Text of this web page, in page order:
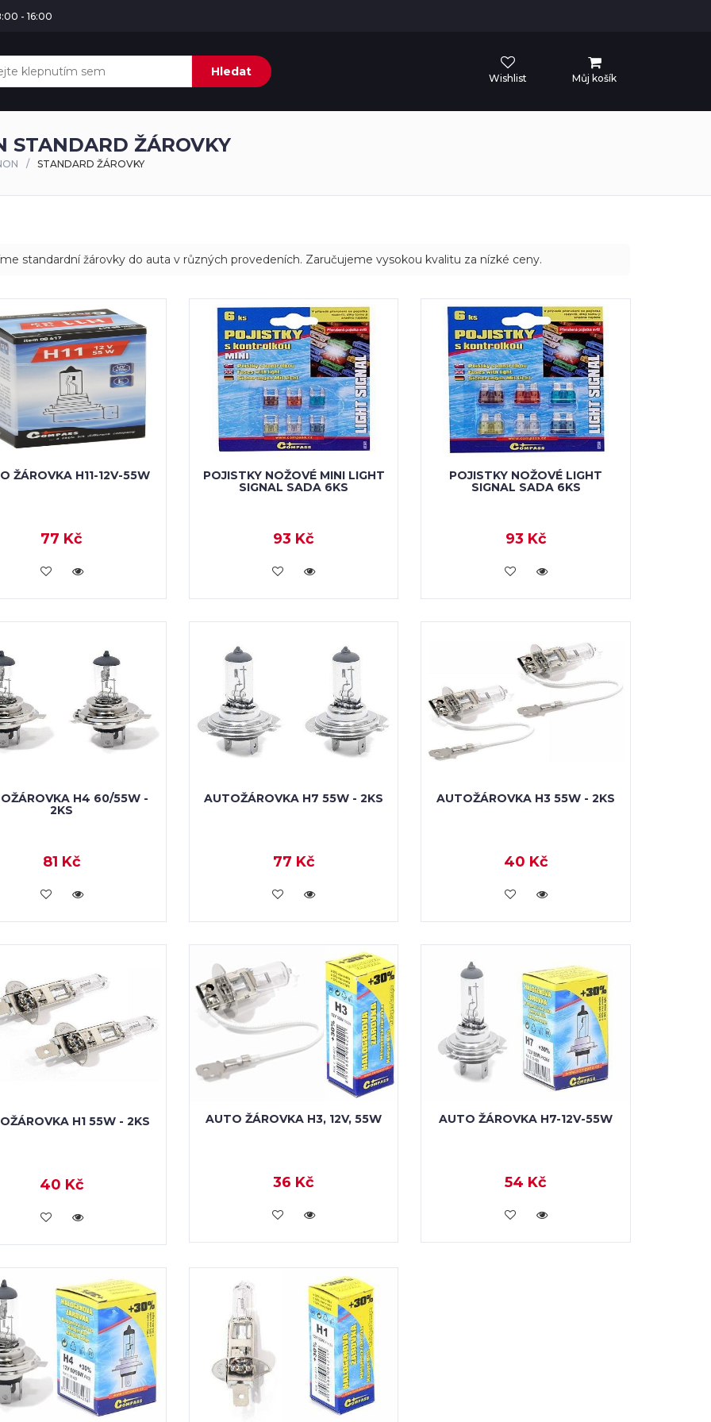
- 16:00
Hledat Wishlist Můj košík
STANDARD ŽÁROVKY
STANDARD ŽÁROVKY
standardní žárovky do auta v různých provedeních. Zaručujeme vysokou kvalitu za nízké ceny.
ŽÁROVKA H11-12V-55W
77 Kč
VLOŽIT DO KOŠÍKU
POJISTKY NOŽOVÉ MINI LIGHT
SIGNAL SADA 6KS
93 Kč
VLOŽIT DO KOŠÍKU
POJISTKY NOŽOVÉ LIGHT
SIGNAL SADA 6KS
93 Kč
VLOŽIT DO KOŠÍKU
H4 60/55W -
2KS
81 Kč
VLOŽIT DO KOŠÍKU
AUTOŽÁROVKA H7 55W - 2KS
77 Kč
VLOŽIT DO KOŠÍKU
AUTOŽÁROVKA H3 55W - 2KS
40 Kč
VLOŽIT DO KOŠÍKU
H1 55W - 2KS
40 Kč
VLOŽIT DO KOŠÍKU
AUTO ŽÁROVKA H3, 12V, 55W
36 Kč
VLOŽIT DO KOŠÍKU
AUTO ŽÁROVKA H7-12V-55W
54 Kč
VLOŽIT DO KOŠÍKU